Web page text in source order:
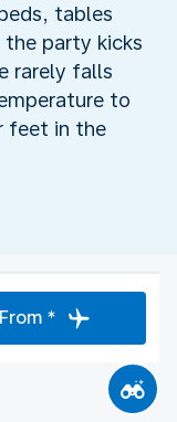
tables
the party kicks
rarely falls
to
feet in the
From *